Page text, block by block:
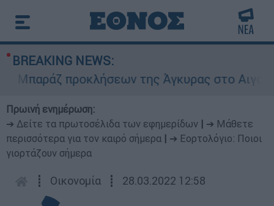
BREAKING NEWS:
προκλήσεων της Άγκυρας στο Αιγαίο:
Πρωινή ενημέρωση:
➔ Δείτε τα πρωτοσέλιδα των εφημερίδων
➔ Μάθετε
περισσότερα για τον καιρό σήμερα
➔ Εορτολόγιο: Ποιοι
γιορτάζουν σήμερα
┋ Οικονομία ┋ 28.03.2022 12:58